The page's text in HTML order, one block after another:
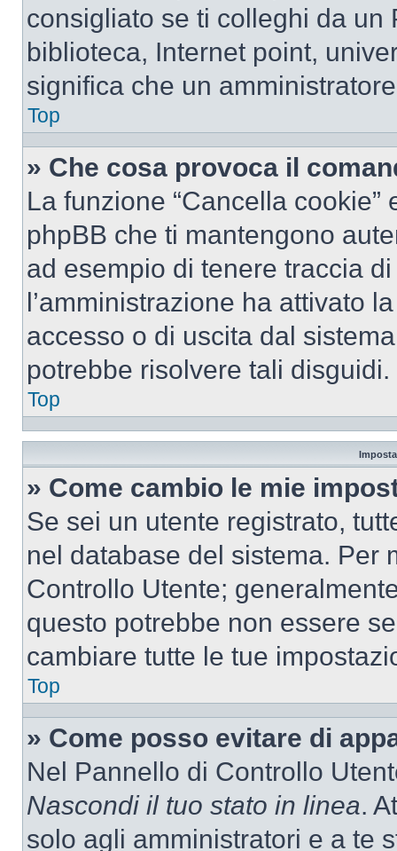
consigliato se ti colleghi da un
biblioteca, Internet point,
significa che un
Top
» Che cosa provoca il
La funzione “Cancella
phpBB che ti mantengono
ad esempio di tenere traccia
l’amministrazione ha attivato
accesso o di uscita dal
potrebbe risolvere tali disguidi.
Top
» Come cambio le mie
Se sei un utente registrato,
nel database del sistema. Per
Controllo Utente;
questo potrebbe non essere
cambiare tutte le tue
Top
» Come posso evitare di
Nel Pannello di Controllo
Nascondi il tuo stato in linea.
solo agli amministratori e a te